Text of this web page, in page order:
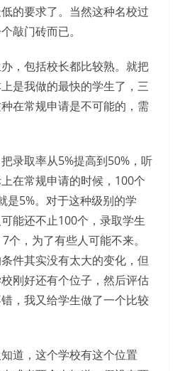
的要求了。当然这种名校过
敲门砖而已。
，包括校长都比较熟。就把
是我做的最快的学生了，三
在常规申请是不可能的，需
录取率从5%提高到50%，听
在常规申请的时候，100个
是5%。对于这种级别的学
能还不止100个，录取学生
个，为了有些人可能不来。
件其实没有太大的变化，但
刚好还有个位子，然后评估
，我又给学生做了一个比较
道，这个学校有这个位置